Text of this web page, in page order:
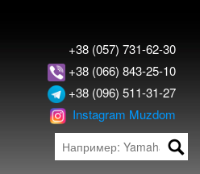
+38 (057) 731-62-30
+38 (066) 843-25-10
+38 (096) 511-31-27
Instagram Muzdom